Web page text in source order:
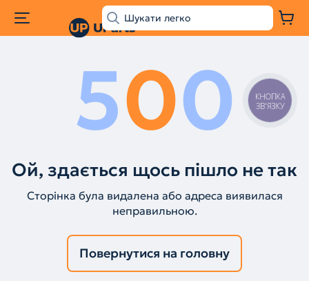
500
Ой, здається щось пішло не так
Сторінка була видалена або адреса виявилася
неправильною.
Повернутися на головну
КНОПКА
ЗВ'ЯЗКУ